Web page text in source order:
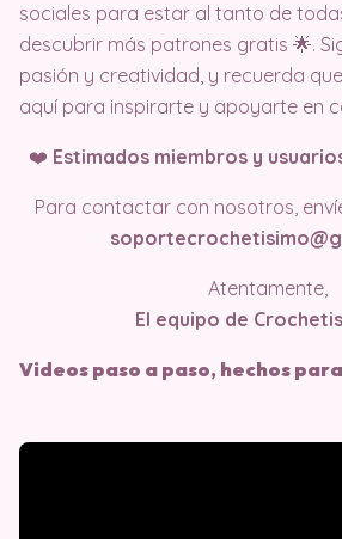
sociales para estar al tanto de
descubrir más patrones gratis 🌟.
pasión y creatividad, y recuerda
aquí para inspirarte y apoyarte en
❤️ Estimados miembros y
Para contactar con nosotros,
Atentamente,
El equipo de
Videos paso a paso, hechos